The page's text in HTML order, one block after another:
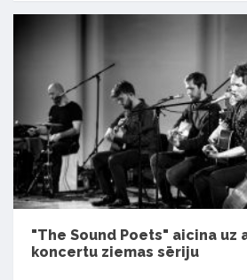
"The Sound Poets" aicina uz
koncertu ziemas sēriju